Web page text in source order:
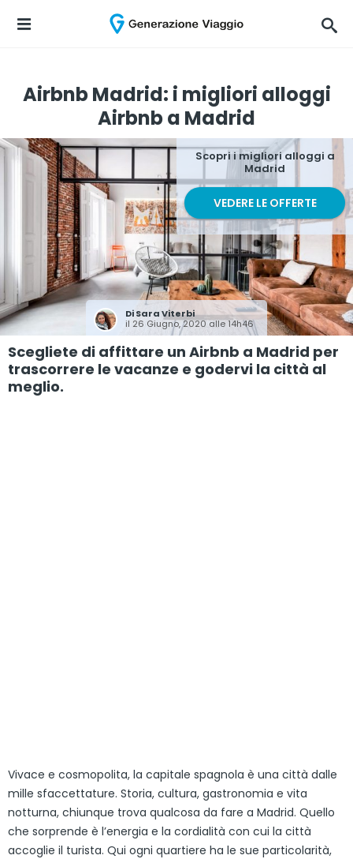
Airbnb Madrid: i migliori alloggi
Airbnb a Madrid
DiSara Viterbi
il 26 Giugno, 2020 alle 14h46
Scopri i migliori alloggi a
Madrid
VEDERE LE OFFERTE
Scegliete di affittare un Airbnb a Madrid per
trascorrere le vacanze e godervi la città al
meglio.
Vivace e cosmopolita, la capitale spagnola è una città dalle
mille sfaccettature. Storia, cultura, gastronomia e vita
notturna, chiunque trova qualcosa da fare a Madrid. Quello
che sorprende è l’energia e la cordialità con cui la città
accoglie il turista. Qui ogni quartiere ha le sue particolarità,